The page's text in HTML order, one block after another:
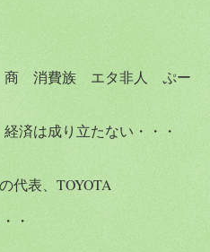
消費族 エタ非人 ぷー
済は成り立たない・・・
代表、TOYOTA
・